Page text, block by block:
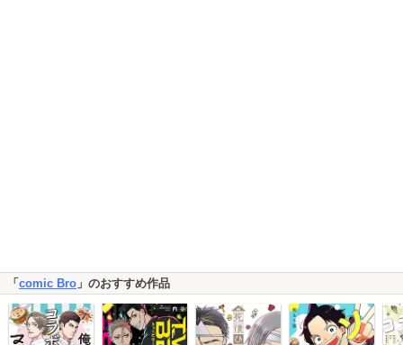
「 comic Bro 」のおすすめ作品